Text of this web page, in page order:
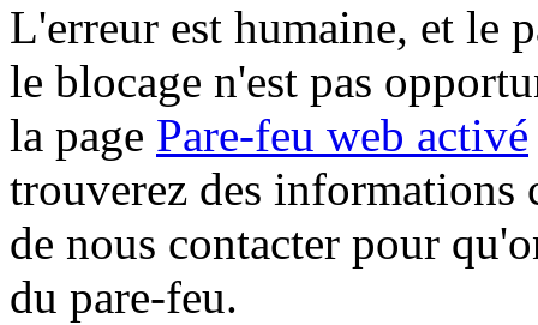
L'erreur est humaine, et le
le blocage n'est pas
la page Pare-feu web activé
trouverez des informations
de nous contacter pour
du pare-feu.